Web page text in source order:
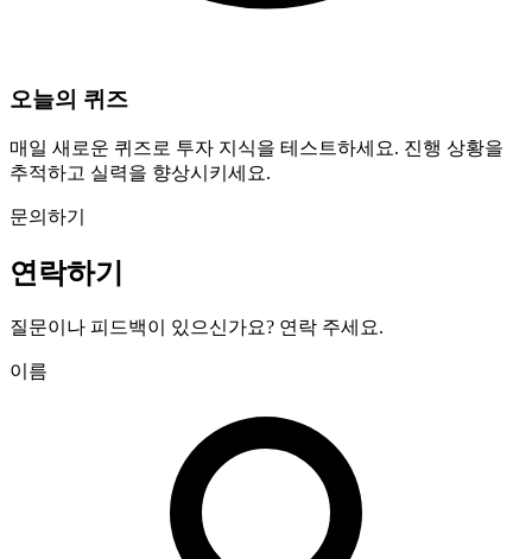
오늘의 퀴즈
매일 새로운 퀴즈로 투자 지식을 테스트하세요. 진행 상황을
추적하고 실력을 향상시키세요.
문의하기
연락하기
질문이나 피드백이 있으신가요? 연락 주세요.
이름